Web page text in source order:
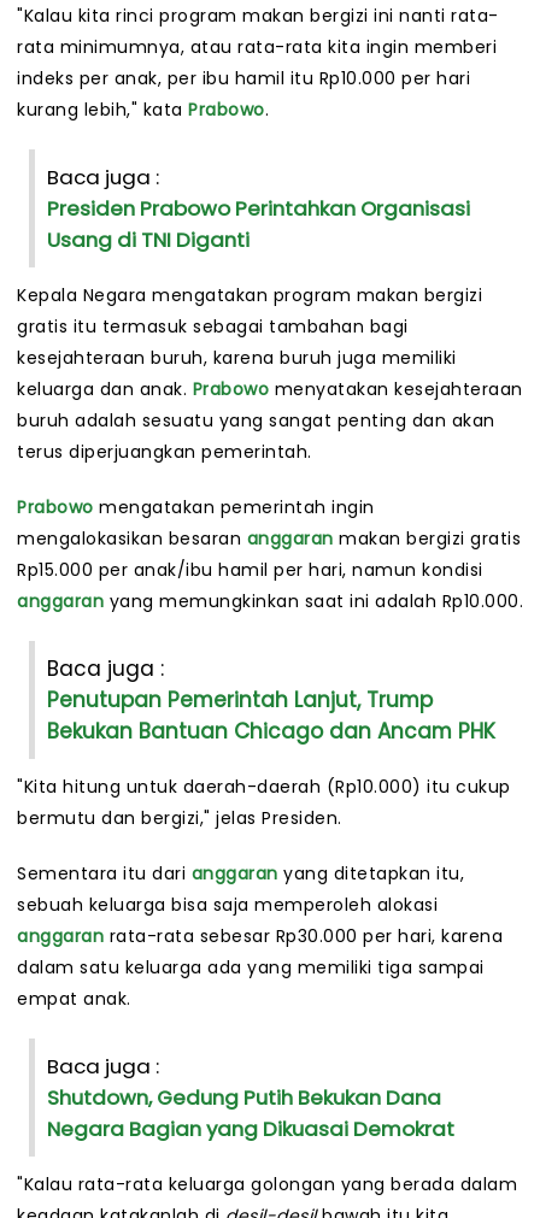
"Kalau kita rinci program makan bergizi ini nanti rata-
rata minimumnya, atau rata-rata kita ingin memberi
indeks per anak, per ibu hamil itu Rp10.000 per hari
kurang lebih," kata Prabowo.
Baca juga :
Presiden Prabowo Perintahkan Organisasi
Usang di TNI Diganti
Kepala Negara mengatakan program makan bergizi
gratis itu termasuk sebagai tambahan bagi
kesejahteraan buruh, karena buruh juga memiliki
keluarga dan anak. Prabowo menyatakan kesejahteraan
buruh adalah sesuatu yang sangat penting dan akan
terus diperjuangkan pemerintah.
Prabowo mengatakan pemerintah ingin
mengalokasikan besaran anggaran makan bergizi gratis
Rp15.000 per anak/ibu hamil per hari, namun kondisi
anggaran yang memungkinkan saat ini adalah Rp10.000.
Baca juga :
Penutupan Pemerintah Lanjut, Trump
Bekukan Bantuan Chicago dan Ancam PHK
"Kita hitung untuk daerah-daerah (Rp10.000) itu cukup
bermutu dan bergizi," jelas Presiden.
Sementara itu dari anggaran yang ditetapkan itu,
sebuah keluarga bisa saja memperoleh alokasi
anggaran rata-rata sebesar Rp30.000 per hari, karena
dalam satu keluarga ada yang memiliki tiga sampai
empat anak.
Baca juga :
Shutdown, Gedung Putih Bekukan Dana
Negara Bagian yang Dikuasai Demokrat
"Kalau rata-rata keluarga golongan yang berada dalam